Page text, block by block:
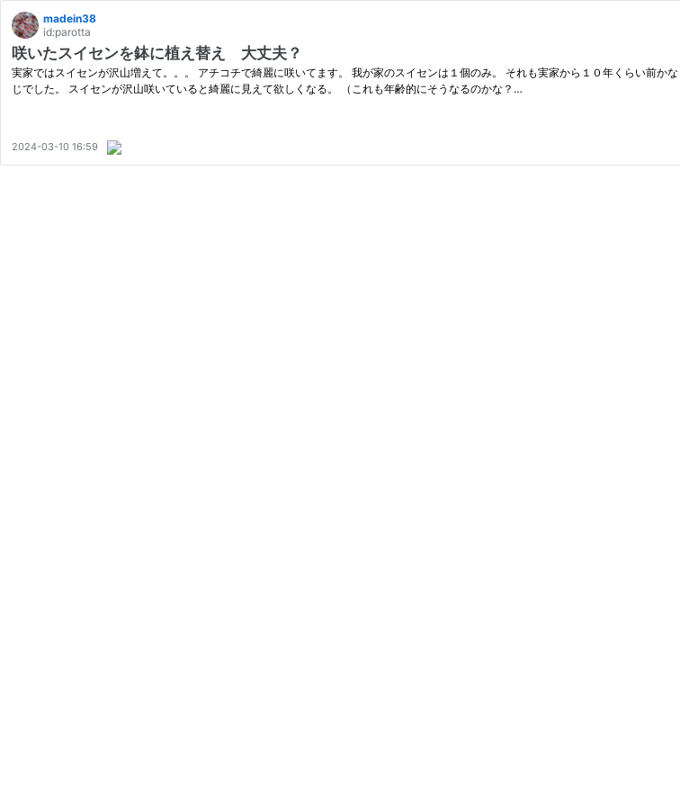
madein38
id:parotta
咲いたスイセンを鉢に植え替え 大丈夫？
実家ではスイセンが沢山増えて。。。 アチコチで綺麗に咲いてます。 我が家のスイセンは１個のみ。 それも実家から１０年くらい前か
じでした。 スイセンが沢山咲いていると綺麗に見えて欲しくなる。 （これも年齢的にそうなるのかな？…
2024-03-10 16:59